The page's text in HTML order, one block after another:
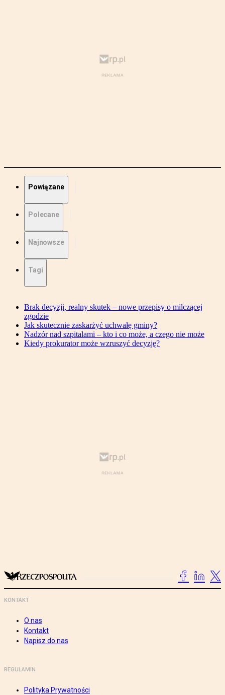
Powiązane
Polecane
Najnowsze
Tagi
Brak decyzji, realny skutek – nowe przepisy o milczącej
zgodzie
Jak skutecznie zaskarżyć uchwałę gminy?
Nadzór nad szpitalami – kto i co może, a czego nie może
Kiedy prokurator może wzruszyć decyzję?
KONTAKT
O nas
Kontakt
Napisz do nas
REGULAMIN
Polityka Prywatności